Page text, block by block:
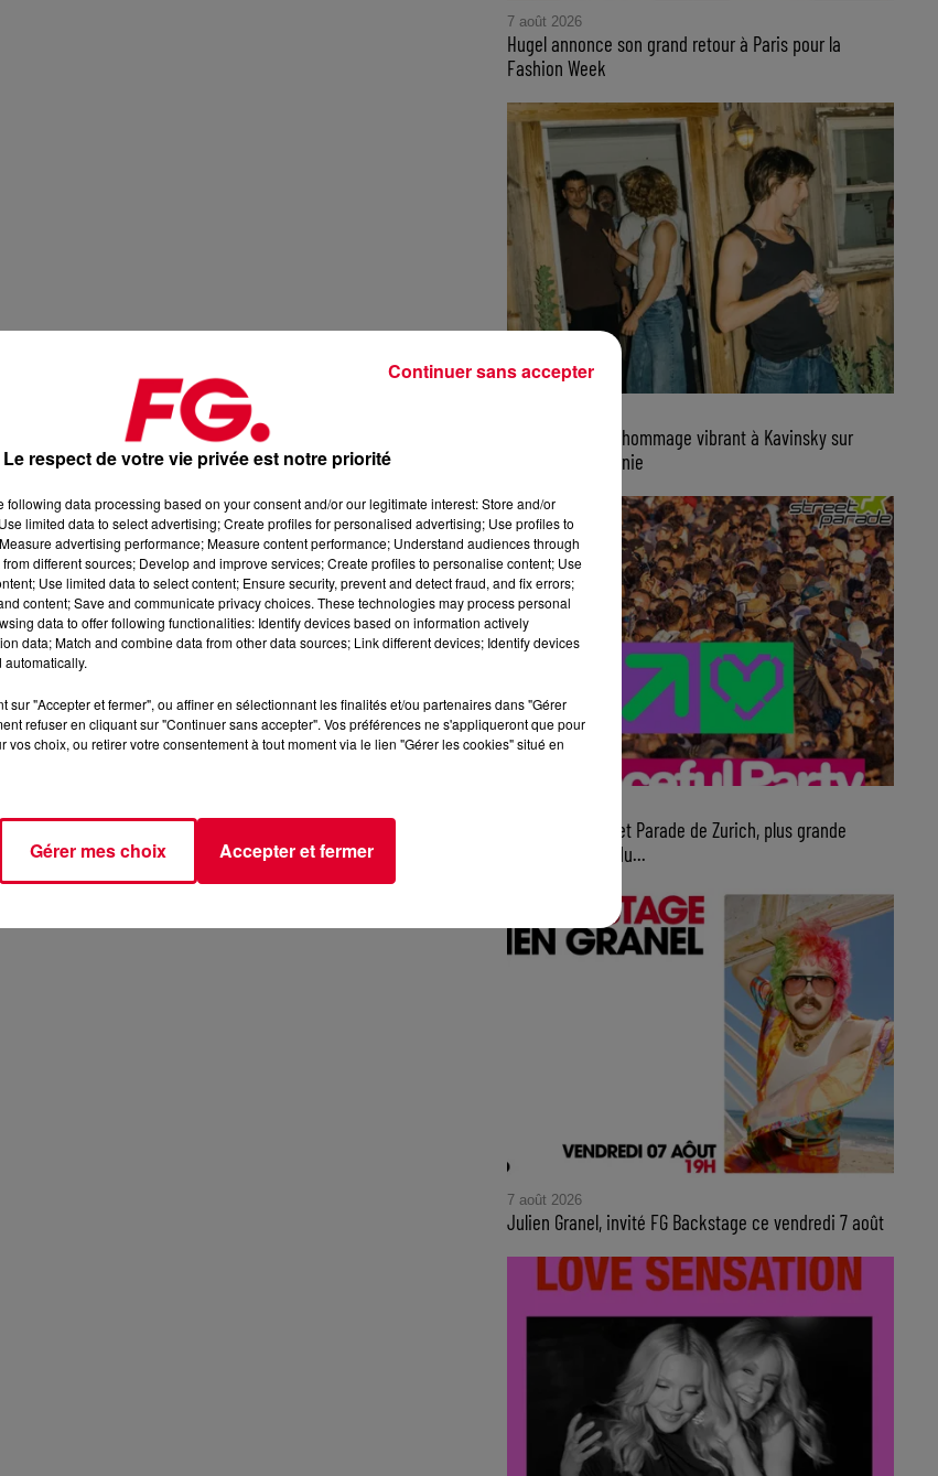
7 août 2026
Hugel annonce son grand retour à Paris pour la
Fashion Week
Parcels rend un hommage vibrant à Kavinsky sur
scène en Californie
Ce samedi, Street Parade de Zurich, plus grande
parade électro du...
7 août 2026
Julien Granel, invité FG Backstage ce vendredi 7 août
Le respect de votre vie privée est notre priorité
following data processing based on your consent and/or our legitimate interest: Store and/or
limited data to select advertising; Create profiles for personalised advertising; Use profiles to
advertising performance; Measure content performance; Understand audiences through
different sources; Develop and improve services; Create profiles to personalise content; Use
Use limited data to select content; Ensure security, prevent and detect fraud, and fix errors;
content; Save and communicate privacy choices. These technologies may process personal
data to offer following functionalities: Identify devices based on information actively
data; Match and combine data from other data sources; Link different devices; Identify devices
sur "Accepter et fermer", ou affiner en sélectionnant les finalités et/ou partenaires dans "Gérer
refuser en cliquant sur "Continuer sans accepter". Vos préférences ne s'appliqueront que pour
vos choix, ou retirer votre consentement à tout moment via le lien "Gérer les cookies" situé en
Gérer mes choix Accepter et fermer
Continuer sans accepter